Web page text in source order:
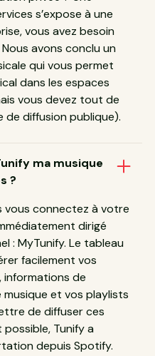
s’expose à une
vous avez besoin
avons conclu un
qui vous permet
dans les espaces
vous devez tout de
diffusion publique).
ma musique
?
vous connectez à votre
dirigé
: MyTunify. Le tableau
facilement vos
informations de
et vos playlists
de diffuser ces
Tunify a
depuis Spotify.